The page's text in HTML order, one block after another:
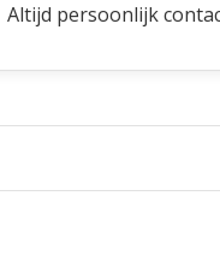
Altijd persoonlijk